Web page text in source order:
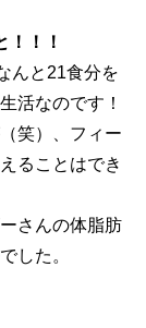
！！！
んと 21 食分を
活なのです！
笑）、フィー
ることはでき
さんの体脂肪
した。